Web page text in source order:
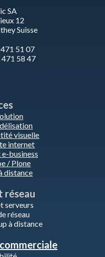
SA
12
Suisse
51 07
58 47
visuelle
internet
business
/ Plone
distance
réseau
serveurs
réseau
à distance